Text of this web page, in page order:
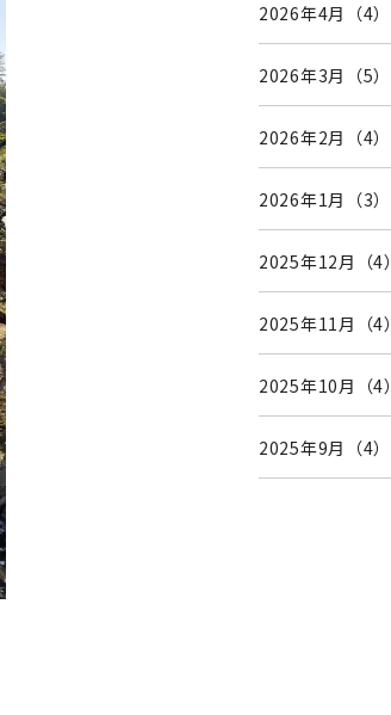
2026年4月（4）
2026年3月（5）
2026年2月（4）
2026年1月（3）
2025年12月（4）
2025年11月（4）
2025年10月（4）
2025年9月（4）